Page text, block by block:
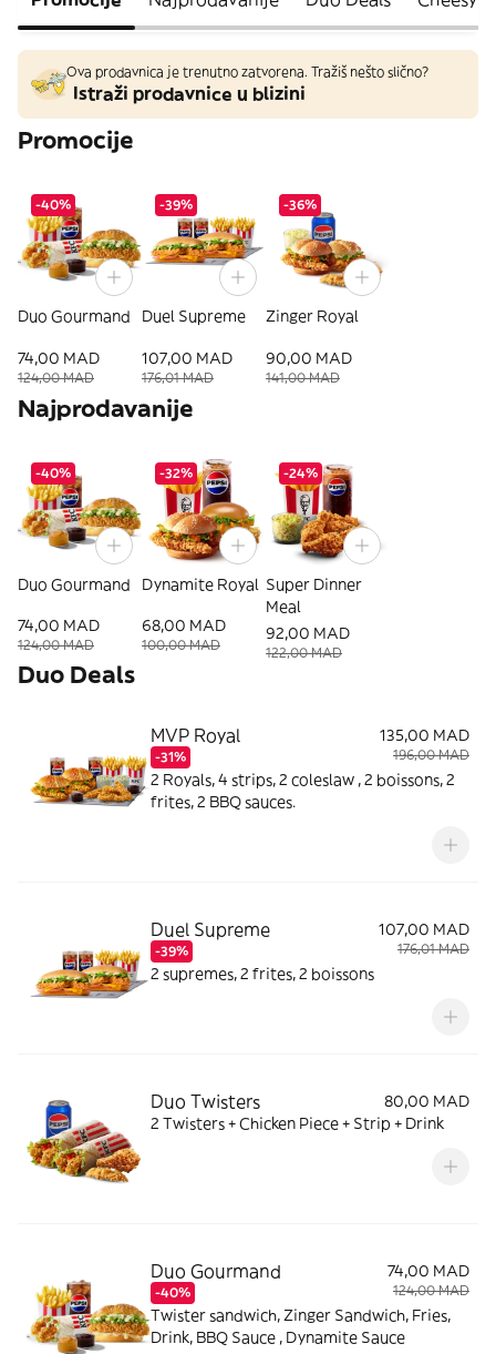
Ova prodavnica je trenutno zatvorena. Tražiš nešto slično?
Istraži prodavnice u blizini
Promocije
-40%
Duo Gourmand
74,00 MAD
124,00 MAD
-39%
Duel Supreme
107,00 MAD
176,01 MAD
-36%
Zinger Royal
90,00 MAD
141,00 MAD
Najprodavanije
-40%
Duo Gourmand
74,00 MAD
124,00 MAD
-32%
Dynamite Royal
68,00 MAD
100,00 MAD
-24%
Super Dinner
Meal
92,00 MAD
122,00 MAD
Duo Deals
MVP Royal
-31%
135,00 MAD
196,00 MAD
2 Royals, 4 strips, 2 coleslaw , 2 boissons, 2
frites, 2 BBQ sauces.
Duel Supreme
-39%
107,00 MAD
176,01 MAD
2 supremes, 2 frites, 2 boissons
Duo Twisters
80,00 MAD
2 Twisters + Chicken Piece + Strip + Drink
Duo Gourmand
-40%
74,00 MAD
124,00 MAD
Twister sandwich, Zinger Sandwich, Fries,
Drink, BBQ Sauce , Dynamite Sauce